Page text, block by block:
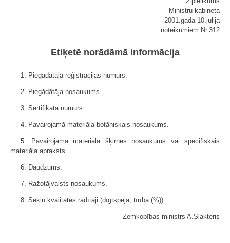
Ministru kabineta
2001.gada 10.jūlija
noteikumiem Nr.312
Etiķetē norādāmā informācija
1. Piegādātāja reģistrācijas numurs.
2. Piegādātāja nosaukums.
3. Sertifikāta numurs.
4. Pavairojamā materiāla botāniskais nosaukums.
5. Pavairojamā materiāla šķirnes nosaukums vai specifiskais
materiāla apraksts.
6. Daudzums.
7. Ražotājvalsts nosaukums.
8. Sēklu kvalitātes rādītāji (dīgtspēja, tīrība (%)).
Zemkopības ministrs A.Slakteris